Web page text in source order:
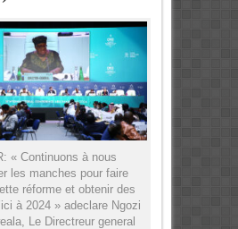
« Continuons à nous
les manches pour faire
réforme et obtenir des
à 2024 » adeclare Ngozi
Le Directreur general